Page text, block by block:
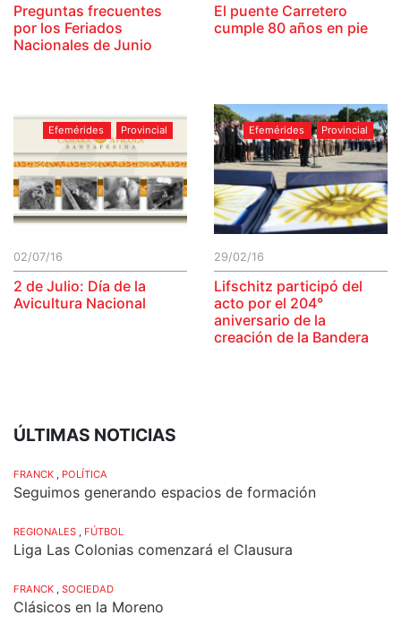
Preguntas frecuentes
por los Feriados
Nacionales de Junio
El puente Carretero
cumple 80 años en pie
Efemérides Provincial
02/07/16
2 de Julio: Día de la
Avicultura Nacional
Efemérides Provincial
29/02/16
Lifschitz participó del
acto por el 204°
aniversario de la
creación de la Bandera
ÚLTIMAS NOTICIAS
FRANCK , POLÍTICA
Seguimos generando espacios de formación
REGIONALES , FÚTBOL
Liga Las Colonias comenzará el Clausura
FRANCK , SOCIEDAD
Clásicos en la Moreno